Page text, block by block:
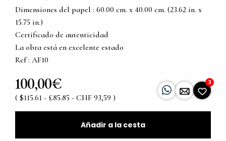
Dimensiones del papel : 60.00 cm. x 40.00 cm. (23.62 in. x
15.75 in.)
Certificado de autenticidad
La obra está en excelente estado
Ref : AF10
100,00€
( $115.61 - £85.85 - CHF 93,59 )
3
Añadir a la cesta